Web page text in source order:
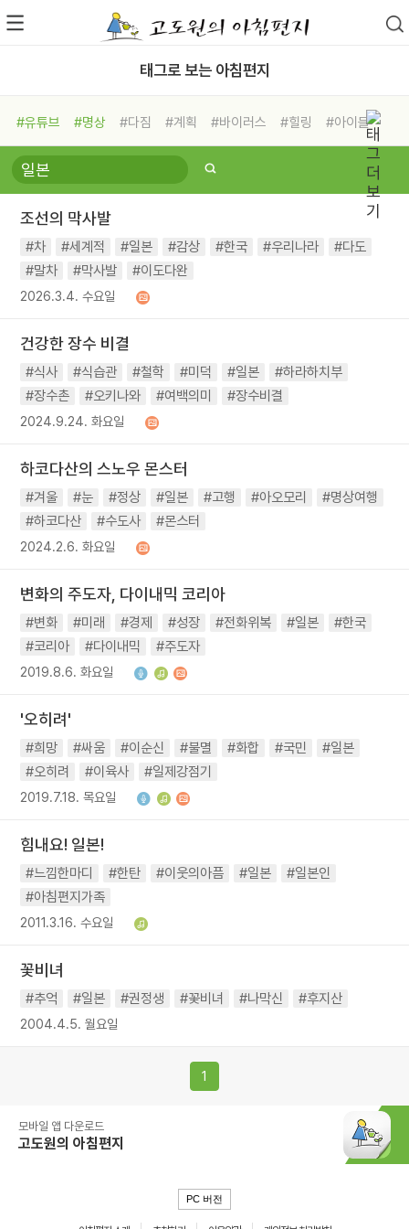
태그로 보는 아침편지
#유튜브 #명상 #다짐 #계획 #바이러스 #힐링
#아이들
#비전캠프
#독서캠프 #삶
#희망
#나눔 #친구 #링컨학교
#독서
#건강 #면역력
조선의 막사발
#차 #세계적 #일본 #감상 #한국 #우리나라
#다도
#말차
#막사발 #이도다완
2026.3.4. 수요일
건강한 장수 비결
#식사 #식습관 #철학 #미덕 #일본
#하라하치부
#장수촌
#오키나와 #여백의미 #장수비결
2024.9.24. 화요일
하코다산의 스노우 몬스터
#겨울 #눈 #정상 #일본 #고행 #아오모리
#명상여행
#하코다산
#수도사 #몬스터
2024.2.6. 화요일
변화의 주도자, 다이내믹 코리아
#변화 #미래 #경제 #성장 #전화위복 #일본
#한국
#코리아
#다이내믹 #주도자
2019.8.6. 화요일
'오히려'
#희망 #싸움 #이순신 #불멸 #화합 #국민
#일본
#오히려
#이육사 #일제강점기
2019.7.18. 목요일
힘내요! 일본!
#느낌한마디 #한탄 #이웃의아픔 #일본
#일본인
#아침편지가족
2011.3.16. 수요일
꽃비녀
#추억 #일본 #권정생 #꽃비녀 #나막신 #후지산
2004.4.5. 월요일
1
모바일 앱 다운로드
고도원의 아침편지
PC 버전